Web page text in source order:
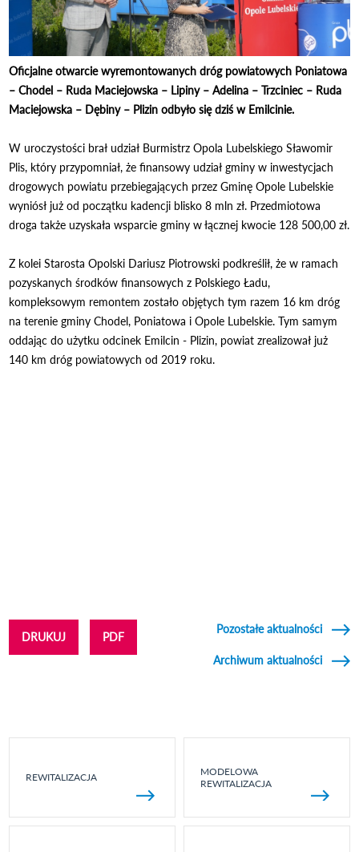
Oficjalne otwarcie wyremontowanych dróg powiatowych Poniatowa
– Chodel – Ruda Maciejowska – Lipiny – Adelina – Trzciniec – Ruda
Maciejowska – Dębiny – Plizin odbyło się dziś w Emilcinie.
W uroczystości brał udział Burmistrz Opola Lubelskiego Sławomir
Plis, który przypomniał, że finansowy udział gminy w inwestycjach
drogowych powiatu przebiegających przez Gminę Opole Lubelskie
wyniósł już od początku kadencji blisko 8 mln zł. Przedmiotowa
droga także uzyskała wsparcie gminy w łącznej kwocie 128 500,00 zł.
Z kolei Starosta Opolski Dariusz Piotrowski podkreślił, że w ramach
pozyskanych środków finansowych z Polskiego Ładu,
kompleksowym remontem zostało objętych tym razem 16 km dróg
na terenie gminy Chodel, Poniatowa i Opole Lubelskie. Tym samym
oddając do użytku odcinek Emilcin - Plizin, powiat zrealizował już
140 km dróg powiatowych od 2019 roku.
DRUKUJ PDF
Pozostałe aktualności
Archiwum aktualności
REWITALIZACJA
MODELOWA
REWITALIZACJA